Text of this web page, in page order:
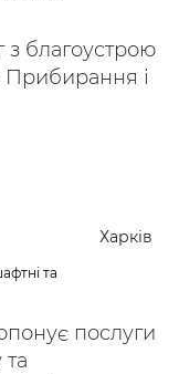
благоустрою
Прибирання і
Харків
та
послуги